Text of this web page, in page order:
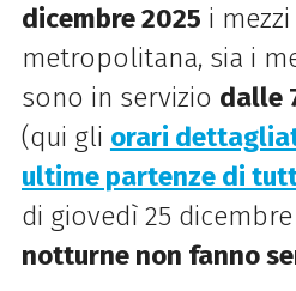
dicembre 2025 i
metropolitana, sia i
sono in servizio dalle
(qui gli orari
ultime partenze di
di giovedì 25 dicembre
notturne non fanno